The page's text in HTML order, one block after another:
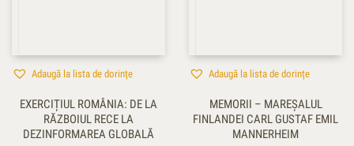
Adaugă la lista de dorințe
EXERCIȚIUL ROMÂNIA: DE LA
RĂZBOIUL RECE LA
DEZINFORMAREA GLOBALĂ
Adaugă la lista de dorințe
MEMORII – MAREŞALUL
FINLANDEI CARL GUSTAF EMIL
MANNERHEIM